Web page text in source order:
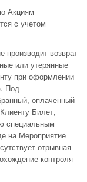
Акциям
с учетом
возврат
или утерянные
при оформлении
Под
оплаченный
Билет,
специальным
на Мероприятие
отрывная
контроля